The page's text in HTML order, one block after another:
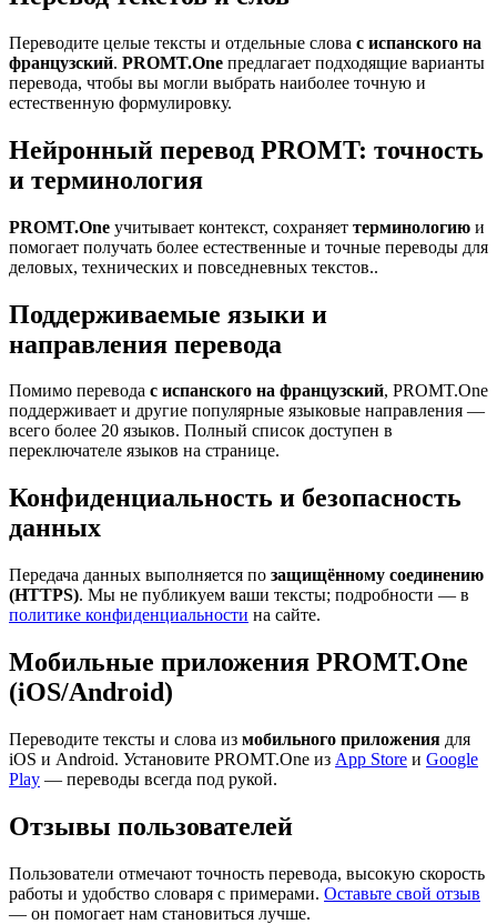
Переводите целые тексты и отдельные слова с испанского на
французский. PROMT.One предлагает подходящие варианты
перевода, чтобы вы могли выбрать наиболее точную и
естественную формулировку.
Нейронный перевод PROMT: точность
и терминология
PROMT.One учитывает контекст, сохраняет терминологию и
помогает получать более естественные и точные переводы для
деловых, технических и повседневных текстов..
Поддерживаемые языки и
направления перевода
Помимо перевода с испанского на французский, PROMT.One
поддерживает и другие популярные языковые направления —
всего более 20 языков. Полный список доступен в
переключателе языков на странице.
Конфиденциальность и безопасность
данных
Передача данных выполняется по защищённому соединению
(HTTPS). Мы не публикуем ваши тексты; подробности — в
политике конфиденциальности на сайте.
Мобильные приложения PROMT.One
(iOS/Android)
Переводите тексты и слова из мобильного приложения для
iOS и Android. Установите PROMT.One из App Store и Google
Play — переводы всегда под рукой.
Отзывы пользователей
Пользователи отмечают точность перевода, высокую скорость
работы и удобство словаря с примерами. Оставьте свой отзыв
— он помогает нам становиться лучше.